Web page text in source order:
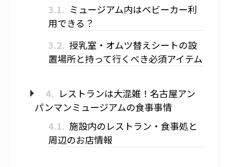
3.1. ミュージアム内はベビーカー利
用できる？
3.2. 授乳室・オムツ替えシートの設
置場所と持って行くべき必須アイテム
4. レストランは大混雑！名古屋アン
パンマンミュージアムの食事事情
4.1. 施設内のレストラン・食事処と
周辺のお店情報